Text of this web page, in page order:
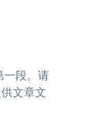
一段。请
文章文